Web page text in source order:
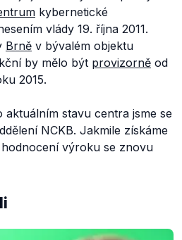
kybernetické
vlády 19. října 2011.
Brně v bývalém objektu
by mělo být provizorně od
2015.
stavu centra jsme se
NCKB. Jakmile získáme
výroku se znovu